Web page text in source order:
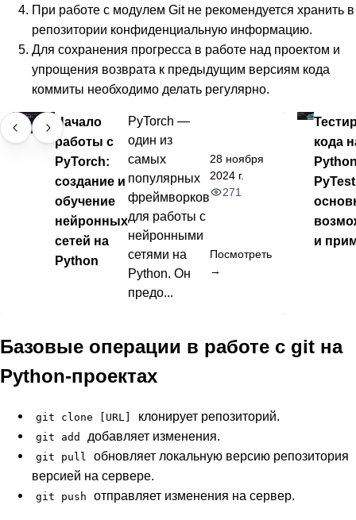
При работе с модулем Git не рекомендуется хранить в
репозитории конфиденциальную информацию.
Для сохранения прогресса в работе над проектом и
упрощения возврата к предыдущим версиям кода
коммиты необходимо делать регулярно.
Начало
работы с
PyTorch:
создание и
обучение
нейронных
сетей на
Python
PyTorch —
один из
самых
популярных
фреймворков
для работы с
нейронными
сетями на
Python. Он
предо...
28 ноября
2024 г.
271
Посмотреть
→
кода
и
Базовые операции в работе с git на
Python-проектах
git clone [URL] клонирует репозиторий.
git add добавляет изменения.
git pull
обновляет локальную версию репозитория
версией на сервере.
git push отправляет изменения на сервер.